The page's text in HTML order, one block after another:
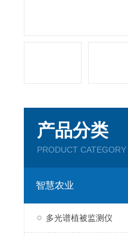
产品分类
PRODUCT CATEGORY
智慧农业
多光谱植被监测仪